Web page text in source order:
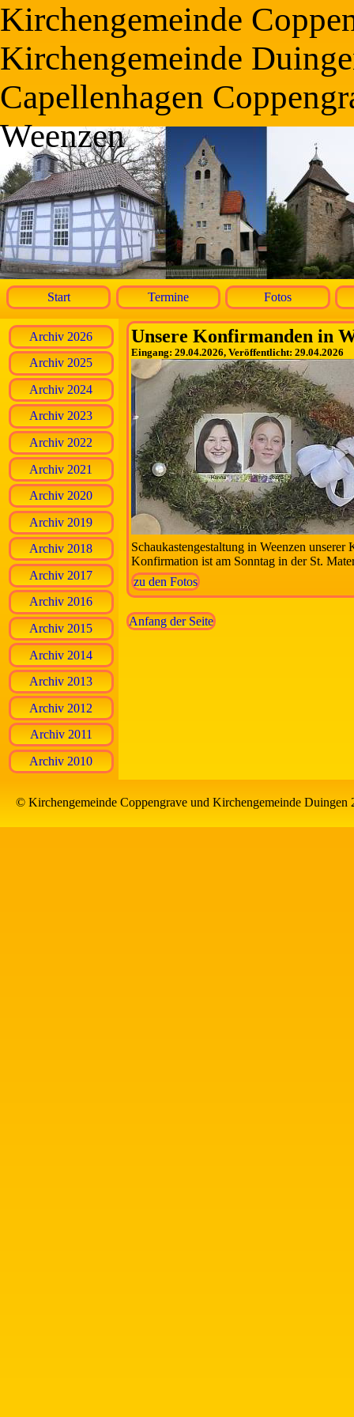
Kirchengemeinde
Kirchengemeinde
Capellenhagen
Weenzen
Start Termine Fotos
Archiv 2026
Archiv 2025
Archiv 2024
Archiv 2023
Archiv 2022
Archiv 2021
Archiv 2020
Archiv 2019
Archiv 2018
Archiv 2017
Archiv 2016
Archiv 2015
Archiv 2014
Archiv 2013
Archiv 2012
Archiv 2011
Archiv 2010
Unsere Konfirmanden in
Eingang: 29.04.2026, Veröffentlicht: 29.04.2026
Schaukastengestaltung in Weenzen
Konfirmation ist am Sonntag in der St.
zu den Fotos
Anfang der Seite
© Kirchengemeinde Coppengrave und Kirchengemeinde Duingen